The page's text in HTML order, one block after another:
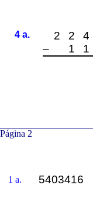
4 a.
–
Página 2
1 a. 5403416